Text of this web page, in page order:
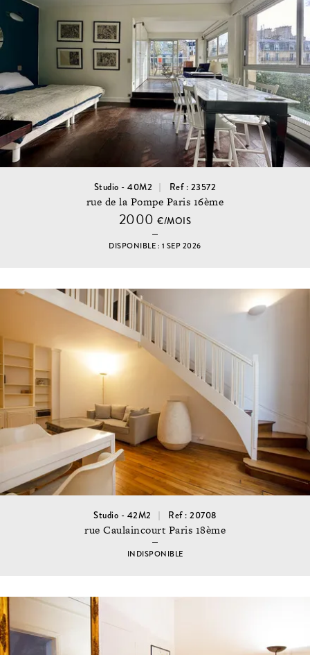
Studio - 40M2 Ref : 23572
rue de la Pompe Paris 16ème
2000€/MOIS
DISPONIBLE : 1 SEP 2026
Studio - 42M2 Ref : 20708
rue Caulaincourt Paris 18ème
INDISPONIBLE